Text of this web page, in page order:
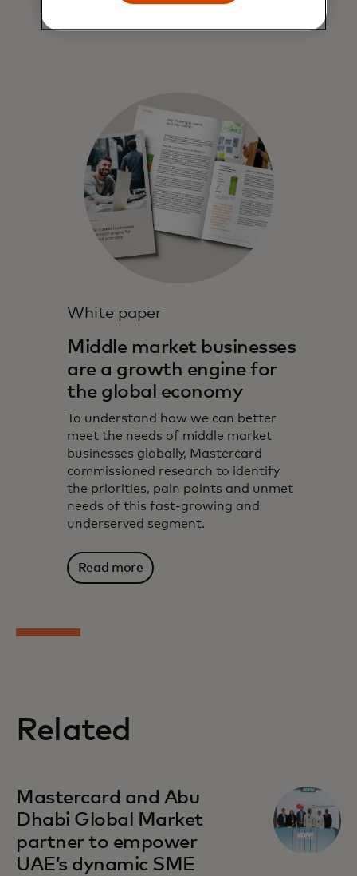
White paper
Middle market businesses
are a growth engine for
the global economy
To understand how we can better
meet the needs of middle market
businesses globally, Mastercard
commissioned research to identify
the priorities, pain points and unmet
needs of this fast-growing and
underserved segment.
Read more
Related
Mastercard and Abu
Dhabi Global Market
partner to empower
UAE’s dynamic SME
se abre en una pestaña nueva